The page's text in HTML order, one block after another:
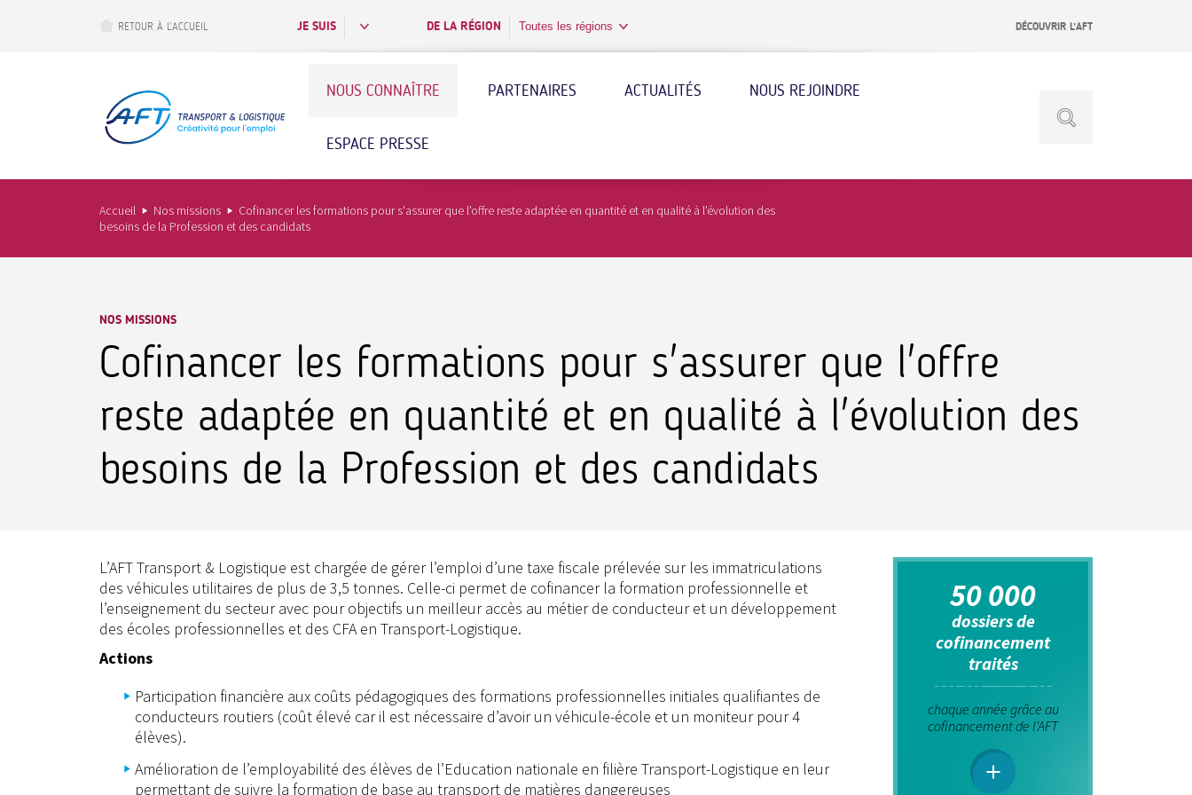
RETOUR À L’ACCUEIL JE SUIS DE LA RÉGION Toutes les régions DÉCOUVRIR L’AFT
NOUS CONNAÎTRE PARTENAIRES ACTUALITÉS NOUS REJOINDRE
ESPACE PRESSE
Accueil Nos missions
Cofinancer les formations pour s'assurer que l'offre reste adaptée en quantité et en qualité à l'évolution des
besoins de la Profession et des candidats
NOS MISSIONS
Cofinancer les formations pour s'assurer que l'offre
reste adaptée en quantité et en qualité à l'évolution des
besoins de la Profession et des candidats
L’AFT Transport & Logistique est chargée de gérer l’emploi d’une taxe fiscale prélevée sur les immatriculations
des véhicules utilitaires de plus de 3,5 tonnes. Celle-ci permet de cofinancer la formation professionnelle et
l’enseignement du secteur avec pour objectifs un meilleur accès au métier de conducteur et un développement
des écoles professionnelles et des CFA en Transport-Logistique.
Actions
Participation financière aux coûts pédagogiques des formations professionnelles initiales qualifiantes de
conducteurs routiers (coût élevé car il est nécessaire d’avoir un véhicule-école et un moniteur pour 4
élèves).
Amélioration de l’employabilité des élèves de l’Education nationale en filière Transport-Logistique en leur
permettant de suivre la formation de base au transport de matières dangereuses
50 000
dossiers de
cofinancement
traités
chaque année grâce au
cofinancement de l'AFT